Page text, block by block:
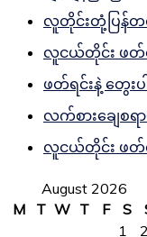
လူတိုင်းတုံ့ပြန်
လူငယ်တိုင်း ဖတ်
ဖတ်ရင်းနဲ့ တွေး
လက်စားချေစ
လူငယ်တိုင်း ဖတ်
August 2026
M
T W T F S
1
2